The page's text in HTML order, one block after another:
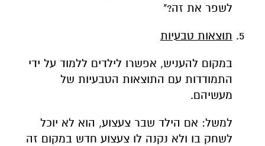
לשפר את זה?"
תוצאות טבעיות
במקום להעניש, אפשרו לילדים ללמוד על ידי
התמודדות עם התוצאות הטבעיות של
מעשיהם.
למשל: אם הילד שבר צעצוע, הוא לא יוכל
לשחק בו ולא נקנה לו צעצוע חדש במקום זה